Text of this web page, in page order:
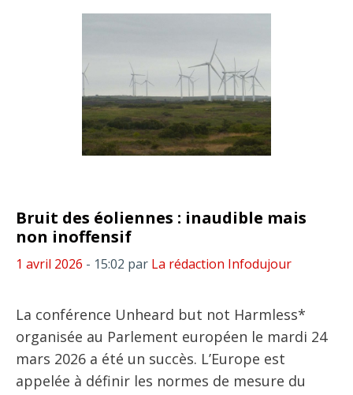
Bruit des éoliennes : inaudible mais
non inoffensif
1 avril 2026 - 15:02 par La rédaction Infodujour
La conférence Unheard but not Harmless*
organisée au Parlement européen le mardi 24
mars 2026 a été un succès. L’Europe est
appelée à définir les normes de mesure du